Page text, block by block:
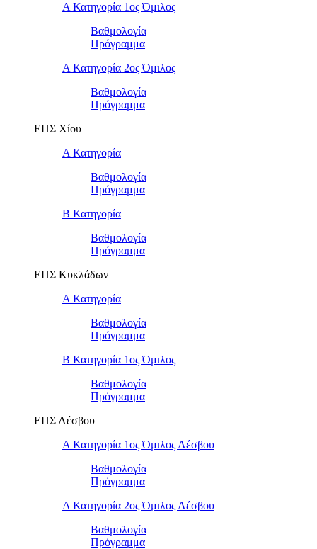
Α Κατηγορία 1ος Όμιλος
Βαθμολογία
Πρόγραμμα
Α Κατηγορία 2ος Όμιλος
Βαθμολογία
Πρόγραμμα
ΕΠΣ Χίου
Α Κατηγορία
Βαθμολογία
Πρόγραμμα
Β Κατηγορία
Βαθμολογία
Πρόγραμμα
ΕΠΣ Κυκλάδων
Α Κατηγορία
Βαθμολογία
Πρόγραμμα
Β Κατηγορία 1ος Όμιλος
Βαθμολογία
Πρόγραμμα
ΕΠΣ Λέσβου
Α Κατηγορία 1ος Όμιλος Λέσβου
Βαθμολογία
Πρόγραμμα
Α Κατηγορία 2ος Όμιλος Λέσβου
Βαθμολογία
Πρόγραμμα